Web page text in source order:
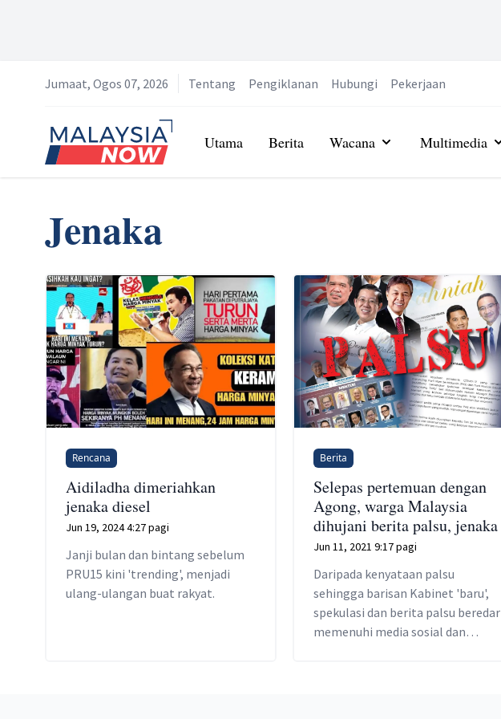
Jumaat, Ogos 07, 2026 Tentang Pengiklanan Hubungi Pekerjaan
Home
Utama Berita Wacana Multimedia
Jenaka
Rencana
Aidiladha dimeriahkan
jenaka diesel
Jun 19, 2024 4:27 pagi
Janji bulan dan bintang sebelum
PRU15 kini 'trending', menjadi
ulang-ulangan buat rakyat.
Berita
Selepas pertemuan dengan
Agong, warga Malaysia
dihujani berita palsu, jenaka
Jun 11, 2021 9:17 pagi
Daripada kenyataan palsu
sehingga barisan Kabinet 'baru',
spekulasi dan berita palsu beredar
memenuhi media sosial dan